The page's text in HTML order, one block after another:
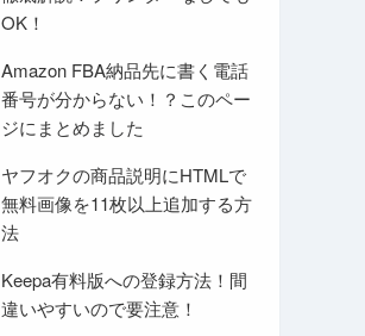
OK！
Amazon FBA納品先に書く電話
番号が分からない！？このペー
ジにまとめました
ヤフオクの商品説明にHTMLで
無料画像を11枚以上追加する方
法
Keepa有料版への登録方法！間
違いやすいので要注意！